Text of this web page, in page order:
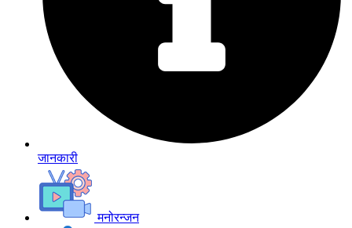
जानकारी
मनोरन्जन